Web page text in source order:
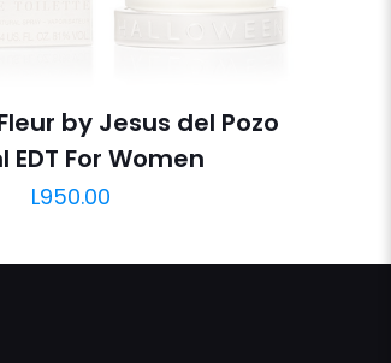
by Jesus del Pozo
EDT For Women
L950.00